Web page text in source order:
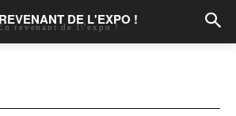
DE L'EXPO !
revenant de l\'expo !